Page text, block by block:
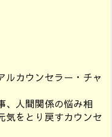
ルカウンセラー・チャ
、人間関係の悩み相
気をとり戻すカウンセ